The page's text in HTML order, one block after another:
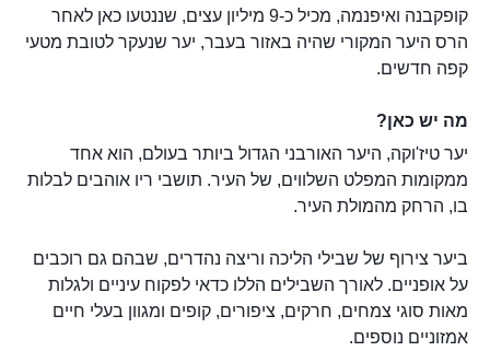
קופקבנה ואיפנמה, מכיל כ-9 מיליון עצים, שננטעו כאן לאחר
הרס היער המקורי שהיה באזור בעבר, יער שנעקר לטובת מטעי
קפה חדשים.
מה יש כאן?
יער טיז'וקה, היער האורבני הגדול ביותר בעולם, הוא אחד
ממקומות המפלט השלווים, של העיר. תושבי ריו אוהבים לבלות
בו, הרחק מהמולת העיר.
ביער צירוף של שבילי הליכה וריצה נהדרים, שבהם גם רוכבים
על אופניים. לאורך השבילים הללו כדאי לפקוח עיניים ולגלות
מאות סוגי צמחים, חרקים, ציפורים, קופים ומגוון בעלי חיים
אמזוניים נוספים.